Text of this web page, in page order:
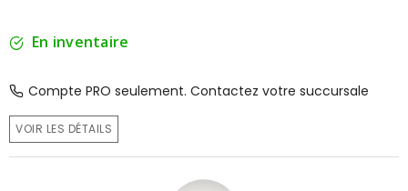
En inventaire
Compte PRO seulement. Contactez votre succursale
VOIR LES DÉTAILS